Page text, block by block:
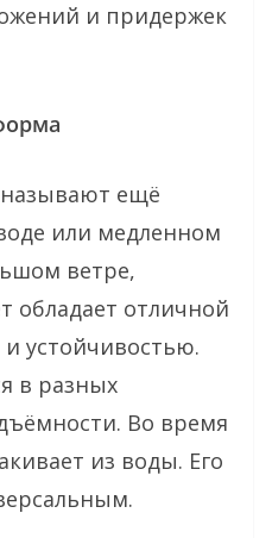
и придержек
ещё
или медленном
ветре,
отличной
устойчивостью.
в разных
Во время
из воды. Его